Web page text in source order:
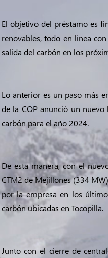
El objetivo del préstamo es
renovables, todo en línea
salida del carbón en los
Lo anterior es un paso más
de la COP anunció un
carbón para el año 2024.
De esta manera, con el
CTM2 de Mejillones (334
por la empresa en los
carbón ubicadas en Tocopilla.
Junto con el cierre de